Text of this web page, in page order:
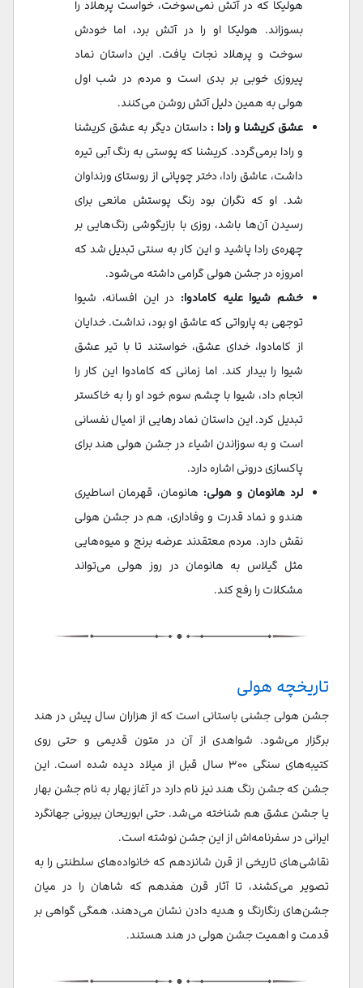
هولیکا که در آتش نمی‌سوخت، خواست پرهلاد را
بسوزاند. هولیکا او را در آتش برد، اما خودش
سوخت و پرهلاد نجات یافت. این داستان نماد
پیروزی خوبی بر بدی است و مردم در شب اول
هولی به همین دلیل آتش روشن می‌کنند.
عشق کریشنا و رادا : داستان دیگر به عشق کریشنا
و رادا برمی‌گردد. کریشنا که پوستی به رنگ آبی تیره
داشت، عاشق رادا، دختر چوپانی از روستای ورنداوان
شد. او که نگران بود رنگ پوستش مانعی برای
رسیدن آن‌ها باشد، روزی با بازیگوشی رنگ‌هایی بر
چهره‌ی رادا پاشید و این کار به سنتی تبدیل شد که
امروزه در جشن هولی گرامی داشته می‌شود.
خشم شیوا علیه کامادوا: در این افسانه، شیوا
توجهی به پارواتی که عاشق او بود، نداشت. خدایان
از کامادوا، خدای عشق، خواستند تا با تیر عشق
شیوا را بیدار کند. اما زمانی که کامادوا این کار را
انجام داد، شیوا با چشم سوم خود او را به خاکستر
تبدیل کرد. این داستان نماد رهایی از امیال نفسانی
است و به سوزاندن اشیاء در جشن هولی هند برای
پاکسازی درونی اشاره دارد.
لرد هانومان و هولی: هانومان، قهرمان اساطیری
هندو و نماد قدرت و وفاداری، هم در جشن هولی
نقش دارد. مردم معتقدند عرضه برنج و میوه‌هایی
مثل گیلاس به هانومان در روز هولی می‌تواند
مشکلات را رفع کند.
تاریخچه هولی
جشن هولی جشنی باستانی است که از هزاران سال پیش در هند
برگزار می‌شود. شواهدی از آن در متون قدیمی و حتی روی
کتیبه‌های سنگی ۳۰۰ سال قبل از میلاد دیده شده است. این
جشن که جشن رنگ هند نیز نام دارد در آغاز بهار به نام جشن بهار
یا جشن عشق هم شناخته می‌شد. حتی ابوریحان بیرونی جهانگرد
ایرانی در سفرنامه‌اش از این جشن نوشته است.
نقاشی‌های تاریخی از قرن شانزدهم که خانواده‌های سلطنتی را به
تصویر می‌کشند، تا آثار قرن هفدهم که شاهان را در میان
جشن‌های رنگارنگ و هدیه دادن نشان می‌دهند، همگی گواهی بر
قدمت و اهمیت جشن هولی در هند هستند.